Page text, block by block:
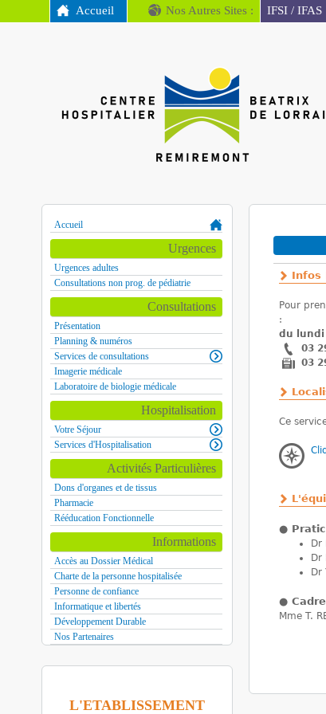
MENU PRINCIPAL
Accueil Nos Autres Sites : IFSI / IFAS
Remiremont
Vous
Infos
Pour
:
du lundi
03
03
Ce
●
Dr
Dr
Dr
●
Mme T.
Accueil
Urgences
Urgences adultes
Consultations non prog. de pédiatrie
Consultations
Présentation
Planning & numéros
Services de consultations
Imagerie médicale
Laboratoire de biologie médicale
Hospitalisation
Votre Séjour
Services d'Hospitalisation
Activités Particulières
Dons d'organes et de tissus
Pharmacie
Rééducation Fonctionnelle
Informations
Accès au Dossier Médical
Charte de la personne hospitalisée
Personne de confiance
Informatique et libertés
Développement Durable
Nos Partenaires
L'ETABLISSEMENT